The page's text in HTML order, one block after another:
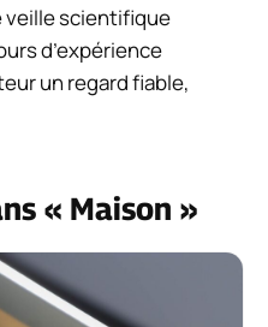
veille scientifique
d’expérience
un regard fiable,
« Maison »